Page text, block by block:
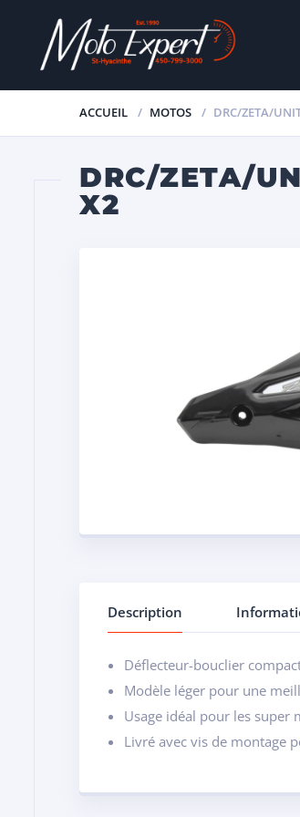
ACCUEIL MOTOS DRC/ZETA/
DRC/ZETA/
X2
Description
Déflecteur-bouclier
Modèle léger pour une
Usage idéal pour les super
Livré avec vis de montage